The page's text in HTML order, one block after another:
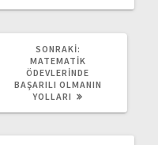
SONRAKI:
YAZI:
MATEMATIK
ÖDEVLERINDE
BAŞARILI OLMANIN
YOLLARI